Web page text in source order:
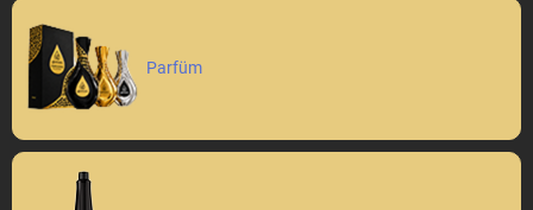
Parfüm